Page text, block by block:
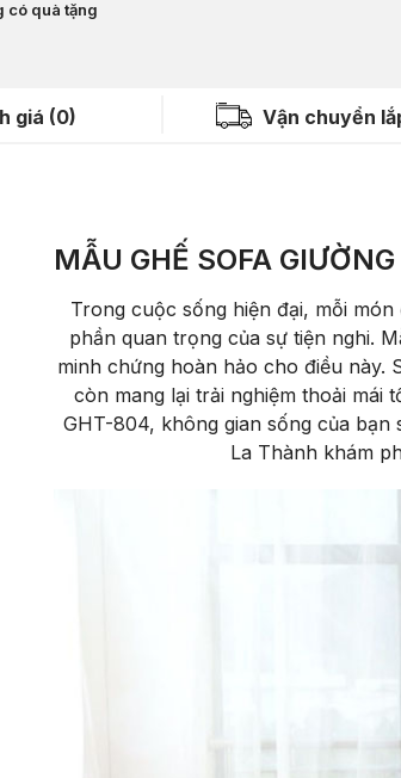
có quà tặng
giá (0) Vận chuyển
MẪU GHẾ SOFA
Trong cuộc sống hiện đại, mỗi
phần quan trọng của sự tiện nghi.
minh chứng hoàn hảo cho điều này.
còn mang lại trải nghiệm thoải mái
GHT-804, không gian sống của
La Thành khám